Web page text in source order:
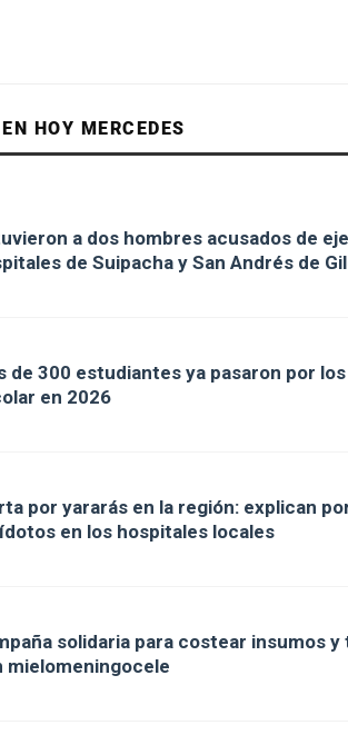
HOY MERCEDES
a dos hombres acusados de
de Suipacha y San Andrés de
de 300 estudiantes ya pasaron por
en 2026
por yararás en la región: explican
en los hospitales locales
solidaria para costear insumos
mielomeningocele